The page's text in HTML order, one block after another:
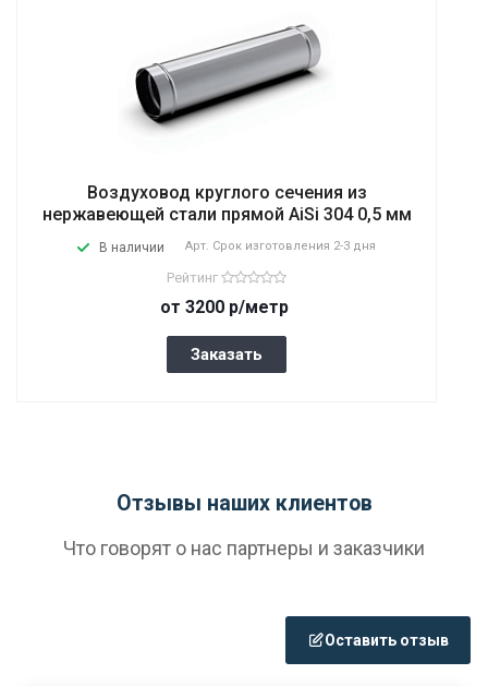
Воздуховод круглого сечения из
нержавеющей стали прямой AiSi 304 0,5 мм
В наличии Арт. Срок изготовления 2-3 дня
Рейтинг
от 3200 р/метр
Заказать
Отзывы наших клиентов
Что говорят о нас партнеры и заказчики
Оставить отзыв